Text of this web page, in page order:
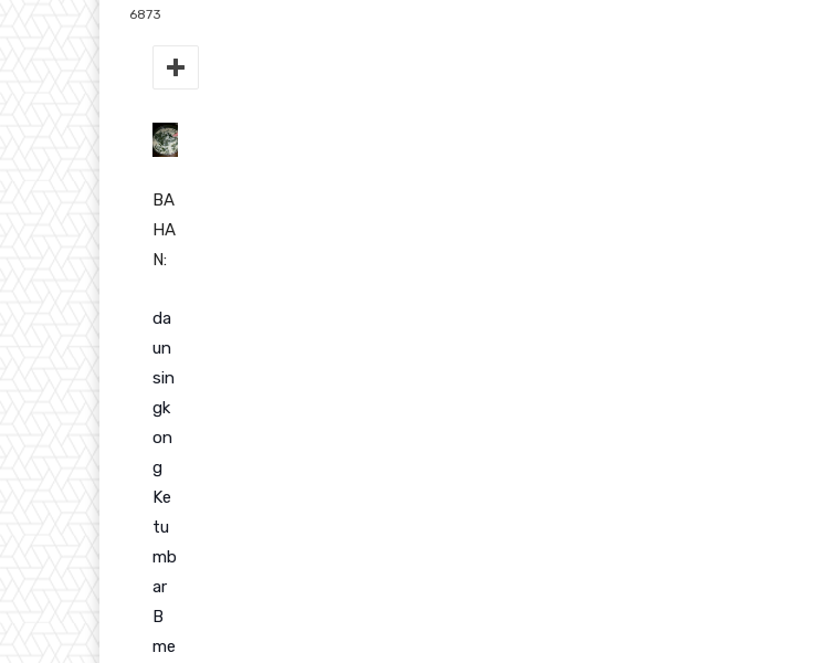
6873
BA
HA
N:
da
un
sin
gk
on
g
Ke
tu
mb
ar
B
me